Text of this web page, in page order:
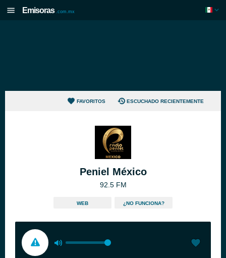
Emisoras .com.mx
FAVORITOS ESCUCHADO RECIENTEMENTE
Peniel México
92.5 FM
WEB ¿NO FUNCIONA?